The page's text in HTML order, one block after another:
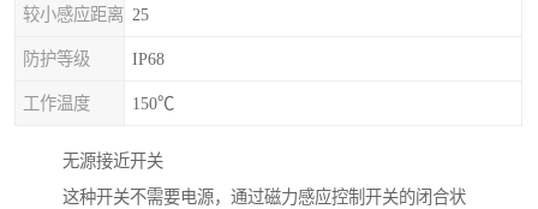
较小感应距离 25
防护等级 IP68
工作温度 150℃
无源接近开关
这种开关不需要电源，通过磁力感应控制开关的闭合状